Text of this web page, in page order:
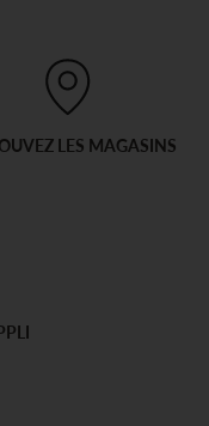
LES MAGASINS